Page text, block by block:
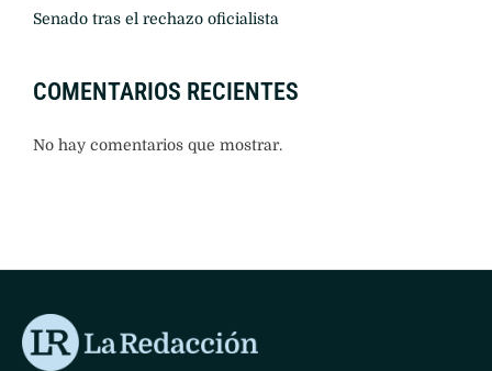
Senado tras el rechazo oficialista
COMENTARIOS RECIENTES
No hay comentarios que mostrar.